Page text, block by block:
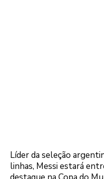
Líder da seleção
linhas, Messi estará